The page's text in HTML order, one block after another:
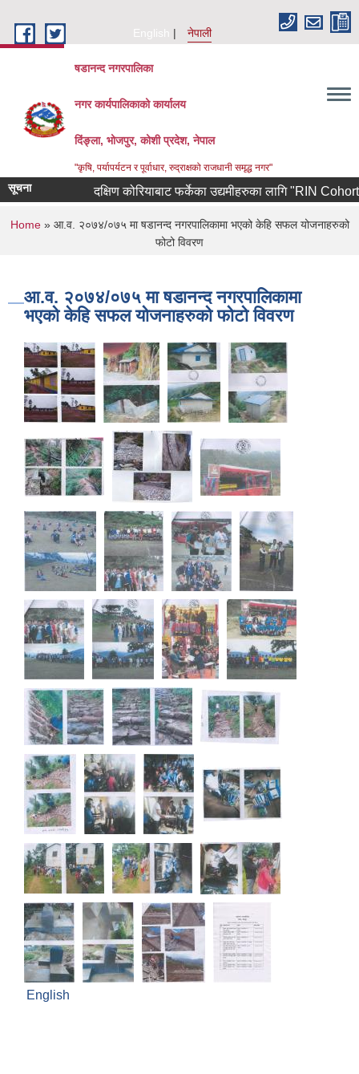
English
नेपाली
षडानन्द नगरपालिका
नगर कार्यपालिकाको कार्यालय
दिंङ्ला, भोजपुर, कोशी प्रदेश, नेपाल
"कृषि, पर्यापर्यटन र पूर्वाधार, रुद्राक्षको राजधानी समृद्ध नगर"
सूचना दक्षिण कोरियाबाट फर्केका उद्यमीहरुका लागि "RIN Cohort
You are here
Home» आ.व. २०७४/०७५ मा षडानन्द नगरपालिकामा भएको केहि सफल योजनाहरुको
फोटो विवरण
आ.व. २०७४/०७५ मा षडानन्द नगरपालिकामा
भएको केहि सफल योजनाहरुको फोटो विवरण
English